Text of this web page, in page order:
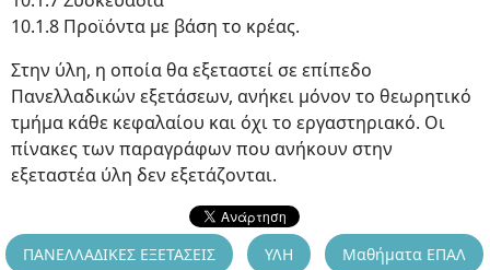
10.1.8 Προϊόντα με βάση το κρέας.
Στην ύλη, η οποία θα εξεταστεί σε επίπεδο
Πανελλαδικών εξετάσεων, ανήκει μόνον το θεωρητικό
τμήμα κάθε κεφαλαίου και όχι το εργαστηριακό. Οι
πίνακες των παραγράφων που ανήκουν στην
εξεταστέα ύλη δεν εξετάζονται.
ΠΑΝΕΛΛΑΔΙΚΕΣ ΕΞΕΤΑΣΕΙΣ ΥΛΗ Μαθήματα ΕΠΑΛ